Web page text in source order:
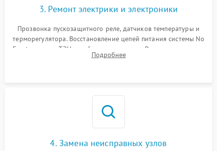
3. Ремонт электрики и электроники
Прозвонка пускозащитного реле, датчиков температуры и
терморегулятора. Восстановление цепей питания системы No
Frost, включая ТЭН оттайки и вентилятор. Ремонт или замена
платы управления при сбоях алгоритмов.
Подробнее
4. Замена неисправных узлов